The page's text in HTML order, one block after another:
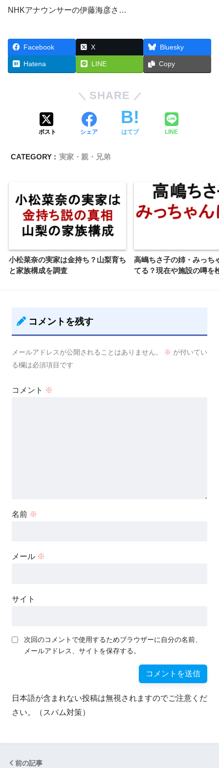
NHKアナウンサーの伊藤海彦さ…
Facebook X Bluesky
Hatena LINE Copy
SHARE
ポスト シェア はてブ LINE
CATEGORY : 実家・親・兄弟
小松菜奈の実家は金持ち？山梨育ち
と家族構成を調査
高嶋ちさ子の姉・みっち
てる？現在や施設の噂を
コメントを残す
メールアドレスが公開されることはありません。 ※ が付いてい
る欄は必須項目です
コメント ※
名前 ※
メール ※
サイト
次回のコメントで使用するためブラウザーに自分の名前、
メールアドレス、サイトを保存する。
日本語が含まれない投稿は無視されますのでご注意くだ
さい。（スパム対策）
前の記事